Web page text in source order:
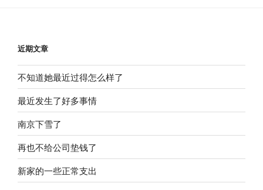
近期文章
不知道她最近过得怎么样了
最近发生了好多事情
南京下雪了
再也不给公司垫钱了
新家的一些正常支出